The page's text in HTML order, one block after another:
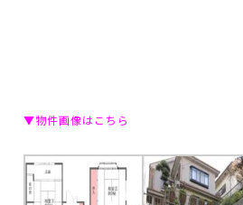
▼物件画像はこちら